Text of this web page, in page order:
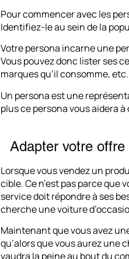
Pour commencer avec les
Identifiez-le au sein de la
Votre persona incarne une
Vous pouvez donc lister ses
marques qu’il consomme, etc.
Un persona est une
plus ce persona vous aidera
Adapter votre
Lorsque vous vendez un
cible. Ce n’est pas parce que
service doit répondre à ses
cherche une voiture
Maintenant que vous avez
qu’alors que vous aurez une
vaudra la peine au bout du